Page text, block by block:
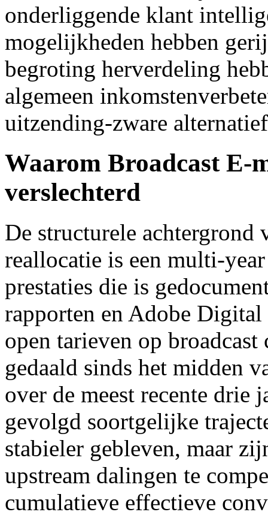
onderliggende klant
mogelijkheden hebben
begroting herverdeling
algemeen
uitzending-zware
Waarom Broadcast E-
verslechterd
De structurele achtergrond
reallocatie is een multi-
prestaties die is
rapporten en Adobe
open tarieven op
gedaald sinds het midden
over de meest recente drie
gevolgd soortgelijke
stabieler gebleven, maar
upstream dalingen te
cumulatieve effectieve